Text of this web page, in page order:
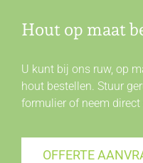
Hout op maat
U kunt bij ons ruw, op
hout bestellen. Stuur
formulier of neem direct
OFFERTE